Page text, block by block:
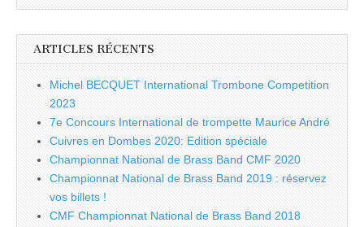
ARTICLES RÉCENTS
Michel BECQUET International Trombone Competition
2023
7e Concours International de trompette Maurice André
Cuivres en Dombes 2020: Edition spéciale
Championnat National de Brass Band CMF 2020
Championnat National de Brass Band 2019 : réservez
vos billets !
CMF Championnat National de Brass Band 2018